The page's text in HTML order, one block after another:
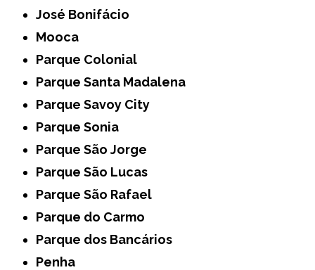
José Bonifácio
Mooca
Parque Colonial
Parque Santa Madalena
Parque Savoy City
Parque Sonia
Parque São Jorge
Parque São Lucas
Parque São Rafael
Parque do Carmo
Parque dos Bancários
Penha